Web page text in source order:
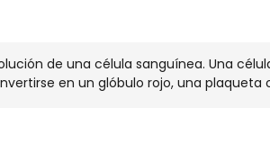
de una célula sanguínea. Una
en un glóbulo rojo, una plaqueta